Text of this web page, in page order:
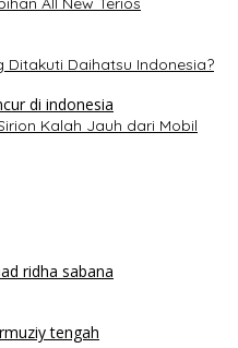
Ditakuti Daihatsu Indonesia?
Kalah Jauh dari Mobil